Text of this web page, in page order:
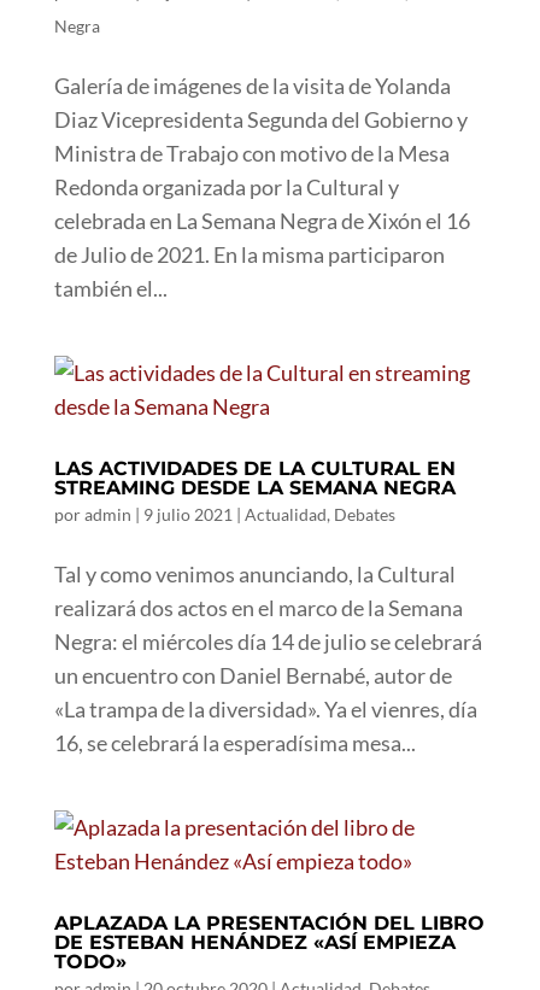
Negra
Galería de imágenes de la visita de Yolanda
Diaz Vicepresidenta Segunda del Gobierno y
Ministra de Trabajo con motivo de la Mesa
Redonda organizada por la Cultural y
celebrada en La Semana Negra de Xixón el 16
de Julio de 2021. En la misma participaron
también el...
LAS ACTIVIDADES DE LA CULTURAL EN
STREAMING DESDE LA SEMANA NEGRA
poradmin | 9 julio 2021 | Actualidad, Debates
Tal y como venimos anunciando, la Cultural
realizará dos actos en el marco de la Semana
Negra: el miércoles día 14 de julio se celebrará
un encuentro con Daniel Bernabé, autor de
«La trampa de la diversidad». Ya el vienres, día
16, se celebrará la esperadísima mesa...
APLAZADA LA PRESENTACIÓN DEL LIBRO
DE ESTEBAN HENÁNDEZ «ASÍ EMPIEZA
TODO»